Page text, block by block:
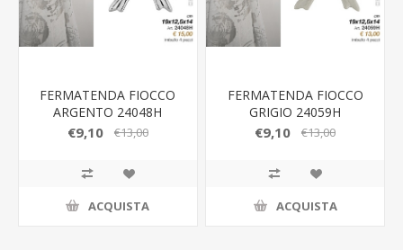
FERMATENDA FIOCCO
ARGENTO 24048H
GIARDINI DI MARZO
€9,10 €13,00
ACQUISTA
FERMATENDA FIOCCO
GRIGIO 24059H
GIARDINI DI MARZO
€9,10 €13,00
ACQUISTA